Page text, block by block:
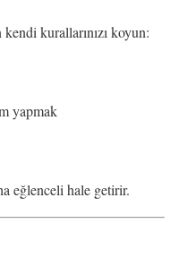
kurallarınızı koyun:
yapmak
eğlenceli hale getirir.